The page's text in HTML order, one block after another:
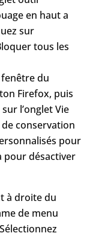
en haut a
sur
tous les
du
Firefox, puis
l’onglet Vie
conservation
pour
pour désactiver
à droite du
de menu